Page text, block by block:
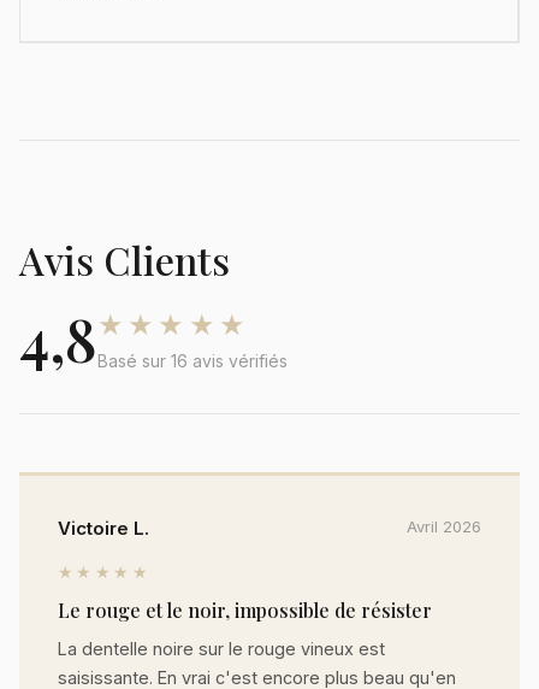
Avis Clients
4,8★★★★★
Basé sur 16 avis vérifiés
Victoire L. Avril 2026
★★★★★
Le rouge et le noir, impossible de résister
La dentelle noire sur le rouge vineux est
saisissante. En vrai c'est encore plus beau qu'en